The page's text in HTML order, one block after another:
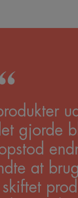
gjorde
at